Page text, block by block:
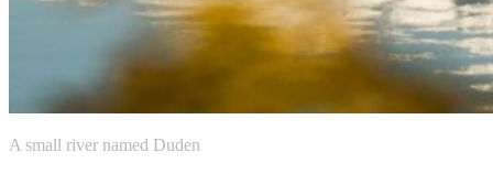
A small river named Duden